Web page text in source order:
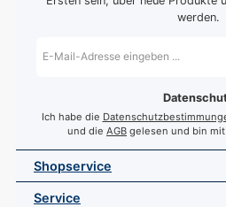
werden.
Mail-
Ich habe die
und die AGB gelesen und bin
Shopservice
Service